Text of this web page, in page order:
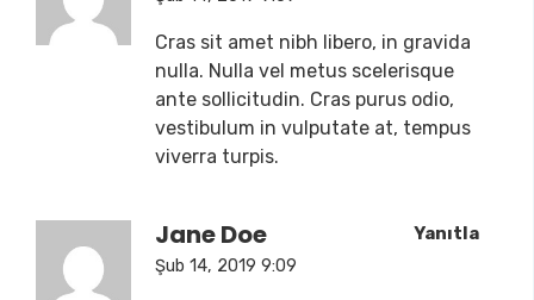
Cras sit amet nibh libero, in gravida
nulla. Nulla vel metus scelerisque
ante sollicitudin. Cras purus odio,
vestibulum in vulputate at, tempus
viverra turpis.
Jane Doe Yanıtla
Şub 14, 2019 9:09